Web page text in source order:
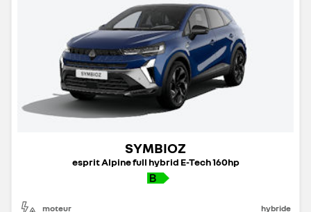
SYMBIOZ
esprit Alpine full hybrid E-Tech 160hp
moteur hybride